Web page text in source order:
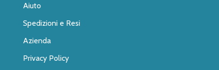
Aiuto
Spedizioni e Resi
Azienda
Privacy Policy